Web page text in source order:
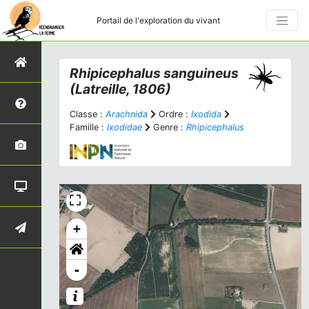
Portail de l'exploration du vivant
Rhipicephalus sanguineus
(Latreille, 1806)
Classe : Arachnida Ordre : Ixodida
Famille : Ixodidae Genre : Rhipicephalus
+
-